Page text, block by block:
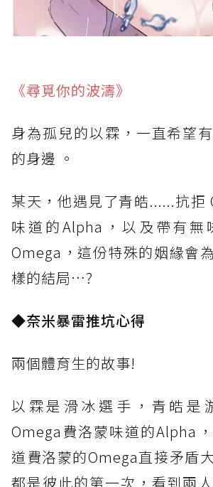
《尋覓你的波濤》
身為孤兒的以霖，一直希望
的身邊 。
某天，他遇見了青皓......抗拒
味道的Alpha，以及帶有無
Omega，這份特殊的姻緣會
樣的結局…?
◆奈米暴雷推坑心得
兩個體育生的故事!
以霖是滑冰選手，青皓是
Omega費洛蒙味道的Alpha
道費洛蒙的Omega直接矛盾
都是彼此的第一次，看到兩